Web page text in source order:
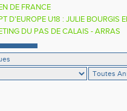
DE FRANCE
D'EUROPE U18 : JULIE BOURGIS
DU PAS DE CALAIS - ARRAS